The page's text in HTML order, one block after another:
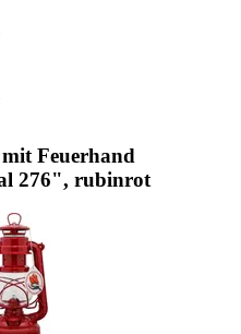
Feuerhand
276", rubinrot